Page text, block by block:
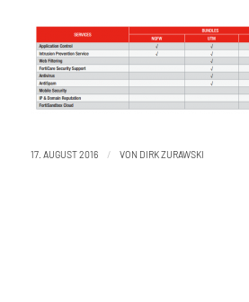
17. AUGUST 2016 / VON DIRK ZURAWSKI